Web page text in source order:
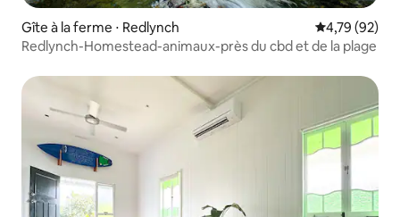
Gîte à la ferme ⋅ Redlynch Évaluation
4,79 (92)
Redlynch-Homestead-animaux-près du cbd et de la plage